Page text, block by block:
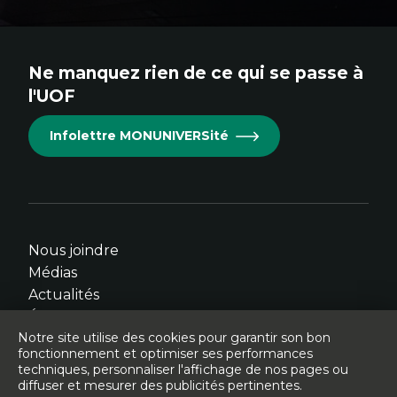
Cet
s'ouvrira
dans
fenêtre.
Cet
s'ouvrira
dans
fenêtre.
Cet
s'ouvrira
dans
fenêtre.
Cet
s'ouvrira
dans
fenêtre.
Cet
s'ouvrira
dans
fenêtre.
Ne manquez rien de ce qui se passe à
l'UOF
Infolettre MONUNIVERSité
Nous joindre
Médias
Actualités
© Université de l'Ontario français - 2026
Notre site utilise des cookies pour garantir son bon
fonctionnement et optimiser ses performances
techniques, personnaliser l'affichage de nos pages ou
diffuser et mesurer des publicités pertinentes.